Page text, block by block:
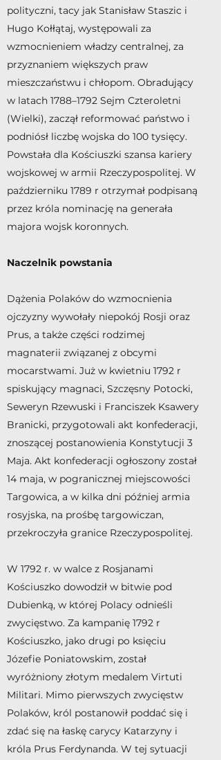
polityczni, tacy jak Stanisław Staszic i
Hugo Kołłątaj, występowali za
wzmocnieniem władzy centralnej, za
przyznaniem większych praw
mieszczaństwu i chłopom. Obradujący
w latach 1788–1792 Sejm Czteroletni
(Wielki), zaczął reformować państwo i
podniósł liczbę wojska do 100 tysięcy.
Powstała dla Kościuszki szansa kariery
wojskowej w armii Rzeczypospolitej. W
październiku 1789 r otrzymał podpisaną
przez króla nominację na generała
majora wojsk koronnych.
Naczelnik powstania
Dążenia Polaków do wzmocnienia
ojczyzny wywołały niepokój Rosji oraz
Prus, a także części rodzimej
magnaterii związanej z obcymi
mocarstwami. Już w kwietniu 1792 r
spiskujący magnaci, Szczęsny Potocki,
Seweryn Rzewuski i Franciszek Ksawery
Branicki, przygotowali akt konfederacji,
znoszącej postanowienia Konstytucji 3
Maja. Akt konfederacji ogłoszony został
14 maja, w pogranicznej miejscowości
Targowica, a w kilka dni później armia
rosyjska, na prośbę targowiczan,
przekroczyła granice Rzeczypospolitej.
W 1792 r. w walce z Rosjanami
Kościuszko dowodził w bitwie pod
Dubienką, w której Polacy odnieśli
zwycięstwo. Za kampanię 1792 r
Kościuszko, jako drugi po księciu
Józefie Poniatowskim, został
wyróżniony złotym medalem Virtuti
Militari. Mimo pierwszych zwycięstw
Polaków, król postanowił poddać się i
zdać się na łaskę carycy Katarzyny i
króla Prus Ferdynanda. W tej sytuacji